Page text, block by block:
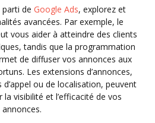
de Google Ads, explorez et
avancées. Par exemple, le
vous aider à atteindre des clients
tandis que la programmation
de diffuser vos annonces aux
Les extensions d’annonces,
ou de localisation, peuvent
visibilité et l’efficacité de vos
annonces.